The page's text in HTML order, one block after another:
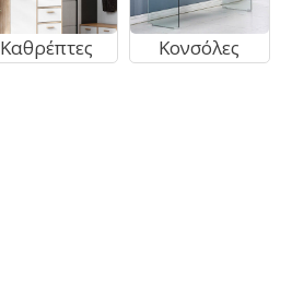
Καθρέπτες Κονσόλες